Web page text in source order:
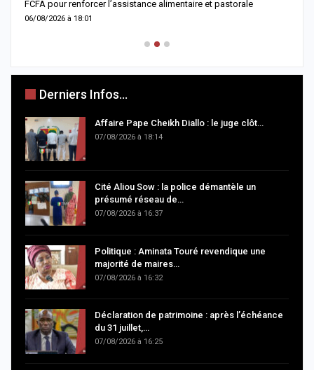
FCFA pour renforcer l’assistance alimentaire et pastorale
06/08/2026 à 18:01
Derniers Infos...
Affaire Pape Cheikh Diallo : le juge clôt…
07/08/2026 à 18:14
Cité Aliou Sow : la police démantèle un
présumé réseau de…
07/08/2026 à 16:37
Politique : Aminata Touré revendique une
majorité de maires…
07/08/2026 à 16:32
Déclaration de patrimoine : après l’échéance
du 31 juillet,…
07/08/2026 à 16:25